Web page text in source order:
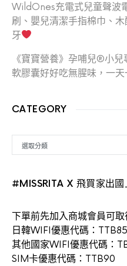
WildOnes充電式兒童聲波
刷、嬰兒清潔手指棉巾、
牙
《寶寶營養》孕哺兒®小
軟膠囊好好吃無腥味，一天
CATEGORY
#MISSRITA X 飛買家出國
下單前先加入商城會員可
日韓WIFI優惠代碼：TTB85
其他國家WIFI優惠代碼：
SIM卡優惠代碼：TTB90